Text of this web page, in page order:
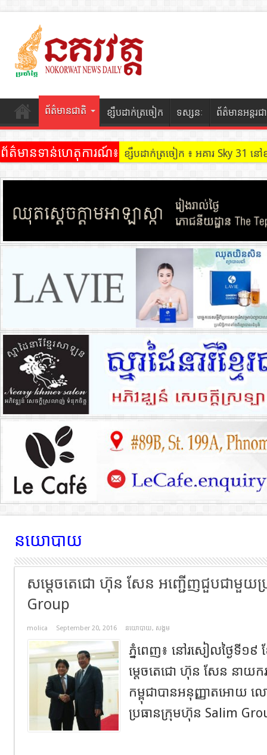
ព័ត៌មានជាតិ ខ្សឹបដាក់ត្រចៀក ទស្សនៈ ព័ត៌មានអន្តរជ
ព័ត៌មានទាន់ហេតុការណ៍៖ ខ្សឹបដាក់ត្រចៀក ៖ អគារ Sky 31
ខ្សឹបដាក់ត្រចៀក ៖ ដល់ករ ! ឈ្មួញដឹក
នយោបាយ
សម្តេចតេជោ ហ៊ុន សែន អញ្ជើញជួបជាមួយ
Group
molica September 20, 2016 នយោបាយ, សង្គម
ភ្នំពេញ៖ នៅរសៀលថ្ងៃទី១៩
ម្តេចតេជោ ហ៊ុន សែន នាយករ
កម្ពុជាបានអនុញ្ញាតអោយ
ប្រធានក្រុមហ៊ុន Salim